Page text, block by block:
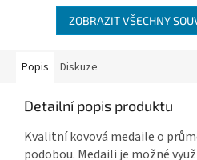
ZOBRAZIT VŠECHNY
Popis Diskuze
Detailní popis produktu
Kvalitní kovová medaile o
podobou. Medaili je možné